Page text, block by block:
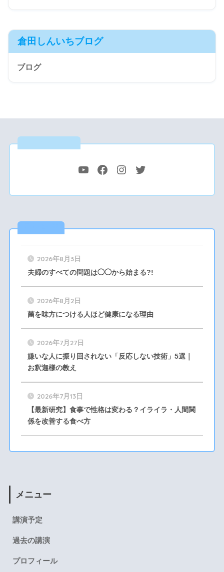
倉田しんいちブログ
ブログ
2026年8月3日
夫婦のすべての問題は◯◯から始まる?!
2026年8月2日
菌を味方につける人ほど健康になる理由
2026年7月27日
嫌いな人に振り回されない「反応しない技術」5選｜
お釈迦様の教え
2026年7月13日
【最新研究】食事で性格は変わる？イライラ・人間関
係を改善する食べ方
メニュー
講演予定
過去の講演
プロフィール